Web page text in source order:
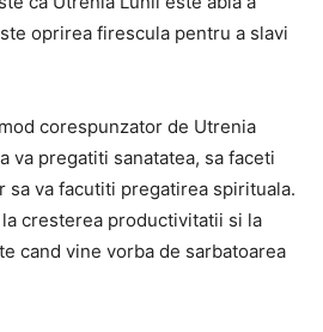
oprirea firescula pentru a slavi
corespunzator de Utrenia
va pregatiti sanatatea, sa faceti
sa va facutiti pregatirea spirituala.
cresterea productivitatii si la
cand vine vorba de sarbatoarea